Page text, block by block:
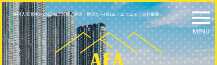
外国人実習生への日本語講習・通訳・翻訳なら(株)エイエフエイ「会社概要」